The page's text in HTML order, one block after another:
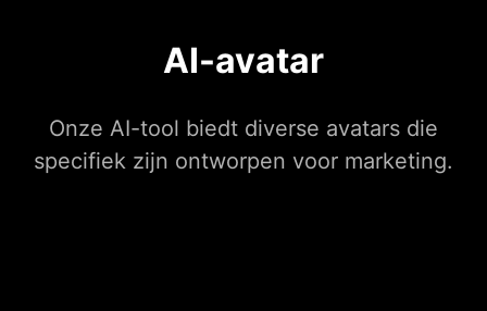
AI-avatar
Onze AI-tool biedt diverse avatars die
specifiek zijn ontworpen voor marketing.